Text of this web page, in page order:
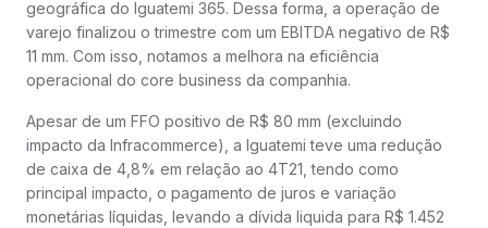
geográfica do Iguatemi 365. Dessa forma, a operação de
varejo finalizou o trimestre com um EBITDA negativo de R$
11 mm. Com isso, notamos a melhora na eficiência
operacional do core business da companhia.
Apesar de um FFO positivo de R$ 80 mm (excluindo
impacto da Infracommerce), a Iguatemi teve uma redução
de caixa de 4,8% em relação ao 4T21, tendo como
principal impacto, o pagamento de juros e variação
monetárias líquidas, levando a dívida liquida para R$ 1.452